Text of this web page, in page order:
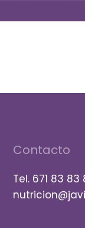
Contacto
Tel. 671 83 83